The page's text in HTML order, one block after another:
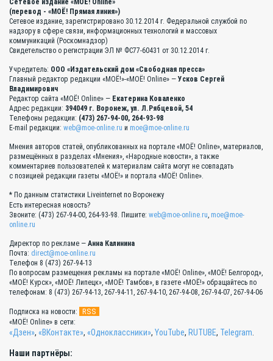
Сетевое издание «МОЁ! Online»
(перевод - «МОЁ! Прямая линия»)
Сетевое издание, зарегистрировано 30.12.2014 г. Федеральной службой по
надзору в сфере связи, информационных технологий и массовых
коммуникаций (Роскомнадзор)
Свидетельство о регистрации ЭЛ № ФС77-60431 от 30.12.2014 г.
Учредитель: ООО «Издательский дом «Свободная пресса»
Главный редактор редакции «МОЁ!»-«МОЁ! Online» — Усков Сергей
Владимирович
Редактор сайта «МОЁ! Online» — Екатерина Коваленко
Адрес редакции: 394049 г. Воронеж, ул. Л.Рябцевой, 54
Телефоны редакции: (473) 267-94-00, 264-93-98
E-mail редакции: web@moe-online.ru и moe@moe-online.ru
Мнения авторов статей, опубликованных на портале «МОЁ! Online», материалов,
размещённых в разделах «Мнения», «Народные новости», а также
комментариев пользователей к материалам сайта могут не совпадать
с позицией редакции газеты «МОЁ!» и портала «МОЁ! Online».
* По данным статистики Liveinternet по Воронежу
Есть интересная новость?
Звоните: (473) 267-94-00, 264-93-98. Пишите: web@moe-online.ru, moe@moe-
online.ru
Директор по рекламе — Анна Калинина
Почта: direct@moe-online.ru
Телефон 8 (473) 267-94-13
По вопросам размещения рекламы на портале «МОЁ! Online», «МОЁ! Белгород»,
«МОЁ! Курск», «МОЁ! Липецк», «МОЁ! Тамбов», в газете «МОЁ!» обращайтесь по
телефонам: 8 (473) 267-94-13, 267-94-11, 267-94-10, 267-94-08, 267-94-07, 267-94-06
Подписка на новости: RSS
«МОЁ! Online» в сети:
«Дзен», «ВКонтакте», «Одноклассники», YouTube, RUTUBE, Telegram
Наши партнёры: